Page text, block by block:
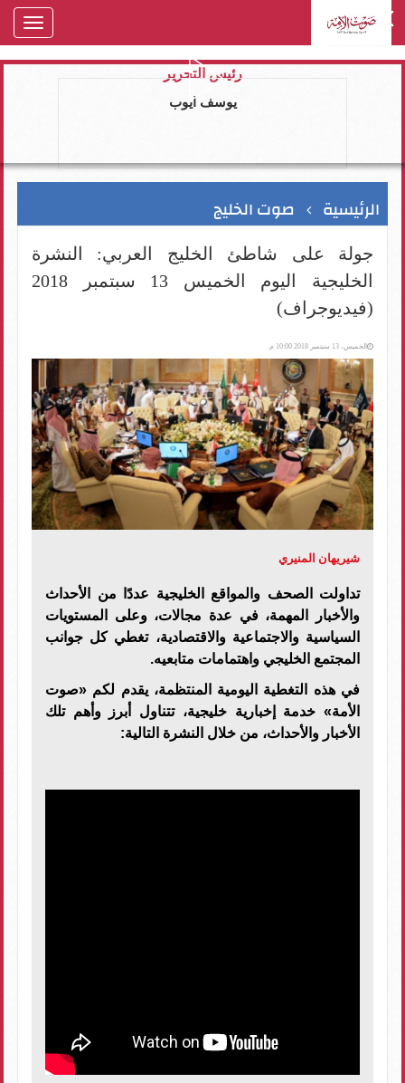
رئيس التحرير
يوسف ايوب
الرئيسية صوت الخليج
جولة على شاطئ الخليج العربي: النشرة
الخليجية اليوم الخميس 13 سبتمبر 2018
(فيديوجراف)
الخميس، 13 سبتمبر 2018 10:00 م
شيريهان المنيري
تداولت الصحف والمواقع الخليجية عددًا من الأحداث
والأخبار المهمة، في عدة مجالات، وعلى المستويات
السياسية والاجتماعية والاقتصادية، تغطي كل جوانب
المجتمع الخليجي واهتمامات متابعيه.
في هذه التغطية اليومية المنتظمة، يقدم لكم «صوت
الأمة» خدمة إخبارية خليجية، تتناول أبرز وأهم تلك
الأخبار والأحداث، من خلال النشرة التالية: